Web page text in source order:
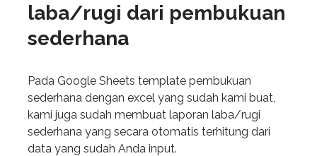
laba/rugi dari pembukuan
sederhana
Pada Google Sheets template pembukuan
sederhana dengan excel yang sudah kami buat,
kami juga sudah membuat laporan laba/rugi
sederhana yang secara otomatis terhitung dari
data yang sudah Anda input.